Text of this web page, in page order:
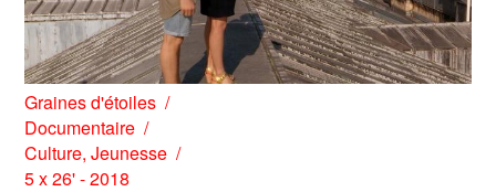
Graines d'étoiles
Documentaire
Culture,Jeunesse
5 x 26' - 2018